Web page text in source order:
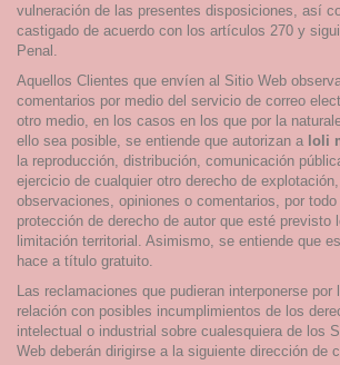
vulneración de las presentes disposiciones, así
castigado de acuerdo con los artículos 270 y
Penal.
Aquellos Clientes que envíen al Sitio Web
comentarios por medio del servicio de correo
otro medio, en los casos en los que por la
ello sea posible, se entiende que autorizan a loli
la reproducción, distribución, comunicación
ejercicio de cualquier otro derecho de
observaciones, opiniones o comentarios, por
protección de derecho de autor que esté previsto
limitación territorial. Asimismo, se entiende que
hace a título gratuito.
Las reclamaciones que pudieran interponerse por
relación con posibles incumplimientos de los
intelectual o industrial sobre cualesquiera de los
Web deberán dirigirse a la siguiente dirección de